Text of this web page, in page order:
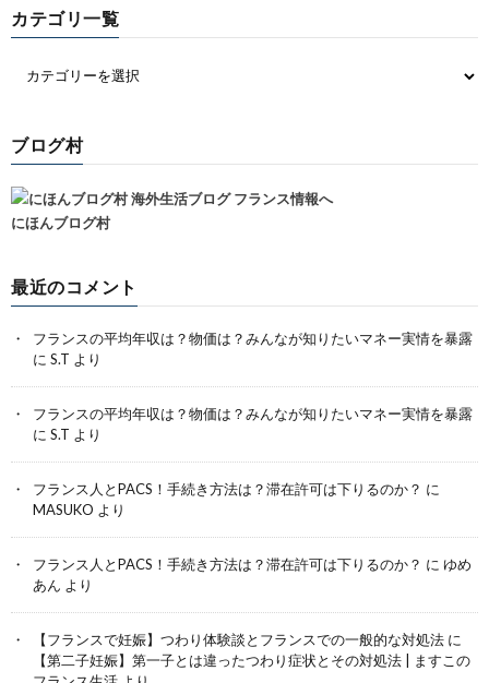
カテゴリ一覧
ブログ村
にほんブログ村
最近のコメント
フランスの平均年収は？物価は？みんなが知りたいマネー実情を暴露
に S.T より
フランスの平均年収は？物価は？みんなが知りたいマネー実情を暴露
に S.T より
フランス人とPACS！手続き方法は？滞在許可は下りるのか？ に
MASUKO より
フランス人とPACS！手続き方法は？滞在許可は下りるのか？ に ゆめ
あん より
【フランスで妊娠】つわり体験談とフランスでの一般的な対処法 に
【第二子妊娠】第一子とは違ったつわり症状とその対処法 | ますこの